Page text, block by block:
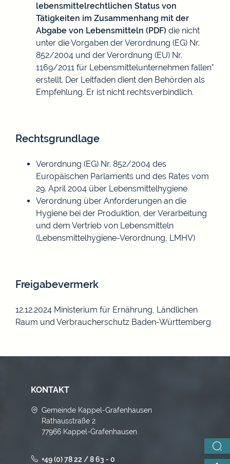
lebensmittelrechtlichen Status von
Tätigkeiten im Zusammenhang mit der
Abgabe von Lebensmitteln (PDF) die nicht
unter die Vorgaben der Verordnung (EG) Nr.
852/2004 und der Verordnung (EU) Nr.
1169/2011 für Lebensmittelunternehmen fallen"
erstellt. Der Leitfaden dient den Behörden als
Empfehlung. Er ist nicht rechtsverbindlich.
Rechtsgrundlage
Verordnung (EG) Nr. 852/2004 des
Europäischen Parlaments und des Rates vom
29. April 2004 über Lebensmittelhygiene
Verordnung über Anforderungen an die
Hygiene bei der Produktion, der Verarbeitung
und dem Vertrieb von Lebensmitteln
(Lebensmittelhygiene-Verordnung, LMHV)
Freigabevermerk
12.12.2024 Ministerium für Ernährung, Ländlichen
Raum und Verbraucherschutz Baden-Württemberg
KONTAKT
Gemeinde Kappel-Grafenhausen
Rathausstraße 2
77966 Kappel-Grafenhausen
+49 (0) 78 22 / 8 63 - 0